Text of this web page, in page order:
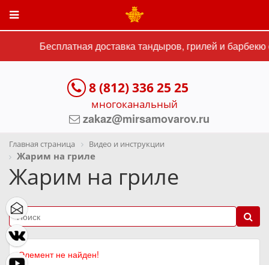
Бесплатная доставка тандыров, грилей и
8 (812) 336 25 25
многоканальный
zakaz@mirsamovarov.ru
Главная страница Видео и инструкции
Жарим на гриле
Жарим на гриле
Элемент не найден!